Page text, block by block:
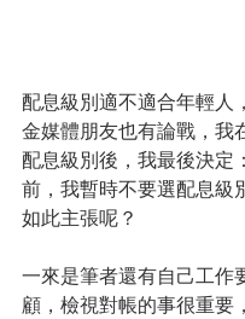
配息級別適不適合年輕人
金媒體朋友也有論戰，我
配息級別後，我最後決定
前，我暫時不要選配息級
如此主張呢？
一來是筆者還有自己工作
顧，檢視對帳的事很重要